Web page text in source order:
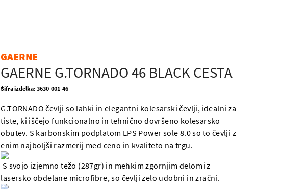
GAERNE
GAERNE G.TORNADO 46 BLACK CESTA
Šifra izdelka: 3630-001-46
G.TORNADO čevlji so lahki in elegantni kolesarski čevlji, idealni za
tiste, ki iščejo funkcionalno in tehnično dovršeno kolesarsko
obutev. S karbonskim podplatom EPS Power sole 8.0 so to čevlji z
enim najboljši razmerij med ceno in kvaliteto na trgu.
S svojo izjemno težo (287gr) in mehkim zgornjim delom iz
lasersko obdelane microfibre, so čevlji zelo udobni in zračni.